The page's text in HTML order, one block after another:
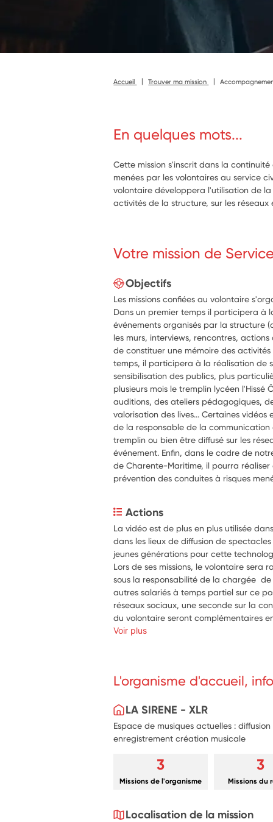
Accueil Trouver ma mission
En quelques mots...
Cette mission s'inscrit dans la
menées par les volontaires au service
volontaire développera l'utilisation de
activités de la structure, sur les réseaux
Votre mission de
Objectifs
Les missions confiées au volontaire
Dans un premier temps il participera à
événements organisés par la structure
les murs, interviews, rencontres,
de constituer une mémoire des
temps, il participera à la réalisation de
sensibilisation des publics, plus
plusieurs mois le tremplin lycéen l'Hissé
auditions, des ateliers pédagogiques,
valorisation des lives... Certaines
de la responsable de la
tremplin ou bien être diffusé sur les
événement. Enfin, dans le cadre de
de Charente-Maritime, il pourra réaliser
prévention des conduites à risques
Actions
La vidéo est de plus en plus utilisée
dans les lieux de diffusion de
jeunes générations pour cette
Lors de ses missions, le volontaire
sous la responsabilité de la chargée
autres salariés à temps partiel sur ce
réseaux sociaux, une seconde sur la
du volontaire seront complémentaires
à diversifier et mobiliser de nouveaux
Voir plus
L'organisme d'accueil,
LA SIRENE - XLR
Espace de musiques actuelles :
enregistrement création musicale
3
Missions de l'organisme
3
Missions du
Localisation de la mission